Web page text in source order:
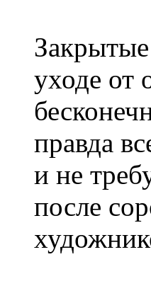
Закрытые
уходе от
правда
и не
после